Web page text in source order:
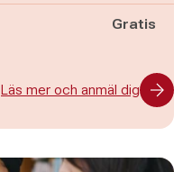
Gratis
Läs mer och anmäl dig